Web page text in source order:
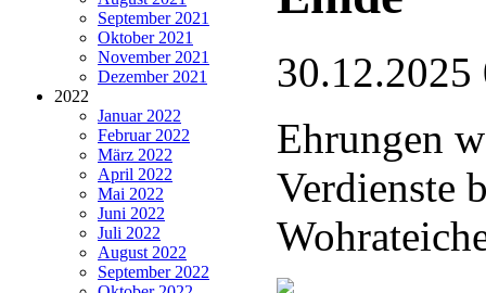
September 2021
Oktober 2021
November 2021
Dezember 2021
2022
Januar 2022
Februar 2022
März 2022
April 2022
Mai 2022
Juni 2022
Juli 2022
August 2022
September 2022
30.12.2025
Ehrungen
Verdienste